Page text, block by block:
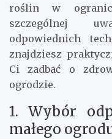
roślin w
szczególnej
odpowiednich
znajdziesz
Ci zadbać o
ogrodzie.
1. Wybór
małego